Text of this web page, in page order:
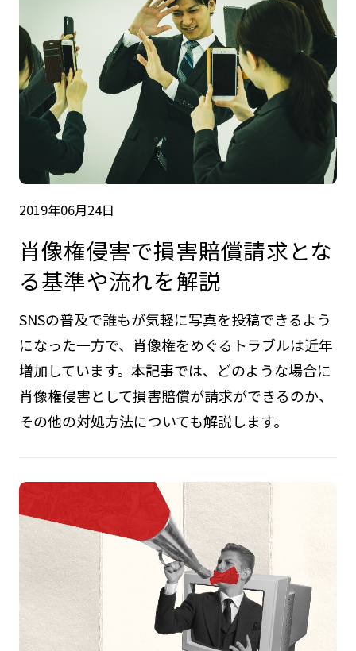
2019年06月24日
肖像権侵害で損害賠償請求とな
る基準や流れを解説
SNSの普及で誰もが気軽に写真を投稿できるよう
になった一方で、肖像権をめぐるトラブルは近年
増加しています。本記事では、どのような場合に
肖像権侵害として損害賠償が請求ができるのか、
その他の対処方法についても解説します。